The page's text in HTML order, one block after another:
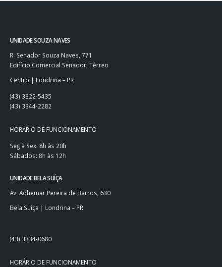
UNIDADE SOUZA NAVES
R. Senador Souza Naves, 771
Edifício Comercial Senador, Térreo
Centro | Londrina – PR
(43) 3322-5435
(43) 3344-2282
HORÁRIO DE FUNCIONAMENTO
Seg à Sex: 8h às 20h
Sábados: 8h às 12h
UNIDADE BELA SUÍÇA
Av. Adhemar Pereira de Barros, 630
Bela Suíça | Londrina – PR
(43) 3334-0680
HORÁRIO DE FUNCIONAMENTO